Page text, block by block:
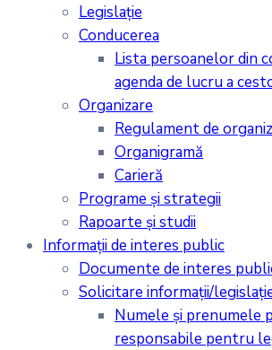
Legislaţie
Conducerea
Lista persoanelor din
agenda de lucru a
Organizare
Regulament de
Organigramă
Carieră
Programe și strategii
Rapoarte și studii
Informații de interes public
Documente de interes
Solicitare informații/
Numele și prenumele
responsabile pentru